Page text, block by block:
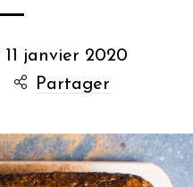
11 janvier 2020
Partager